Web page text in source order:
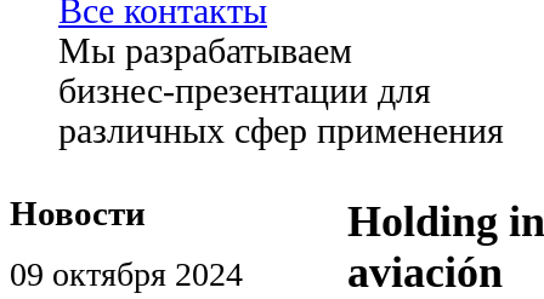
Все контакты
Мы разрабатываем
бизнес-презентации для
различных сфер применения
Новости
09 октября 2024
Holding
aviación